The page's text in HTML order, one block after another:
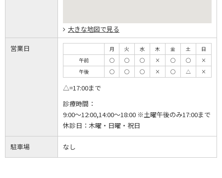
大きな地図で見る
営業日 月 火 水 木 金 土
日
午前
◯ ◯ ◯ × ◯ ◯
×
午後
◯ ◯ ◯ × ◯ △ ×
△=17:00まで
診療時間：
9:00～12:00,14:00～18:00 ※土曜午後のみ17:00まで
休診日： 木曜・日曜・祝日
駐車場 なし